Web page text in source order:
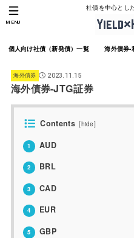
社債を中心とし
個人向け社債（新発債）一覧 海外債券-
MENU
海外債券 2023.11.15
海外債券-JTG証券
Contents [hide]
1 AUD
2 BRL
3 CAD
4 EUR
5 GBP